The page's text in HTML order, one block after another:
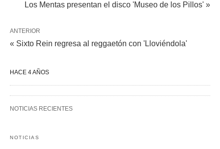
Los Mentas presentan el disco 'Museo de los Pillos' »
ANTERIOR
« Sixto Rein regresa al reggaetón con 'Lloviéndola'
HACE 4 AÑOS
NOTICIAS RECIENTES
NOTICIAS